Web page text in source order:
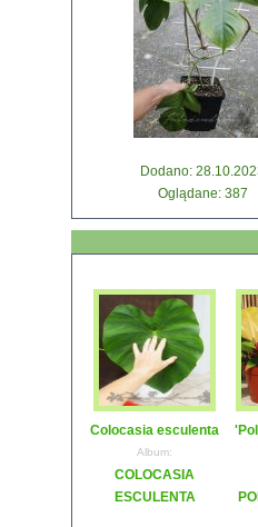
Dodano:
Oglądane: 387
Colocasia esculenta
Album:
COLOCASIA
ESCULENTA